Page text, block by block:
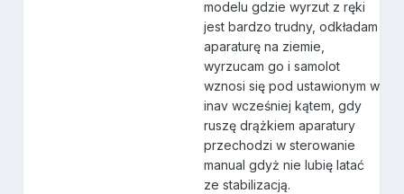
modelu gdzie wyrzut z ręki
jest bardzo trudny, odkładam
aparaturę na ziemie,
wyrzucam go i samolot
wznosi się pod ustawionym w
inav wcześniej kątem, gdy
ruszę drążkiem aparatury
przechodzi w sterowanie
manual gdyż nie lubię latać
ze stabilizacją.